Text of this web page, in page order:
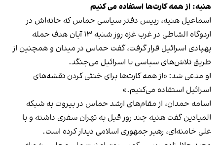
هنیه: از همه کارت‌ها استفاده می کنیم
اسماعیل هنیه، رییس دفتر سیاسی حماس که خانه‌اش در
اردوگاه الشاطی در غرب غزه روز شنبه ۱۳ آبان هدف حمله
پهپادی اسرائیل قرار گرفت، گفت حماس در میدان و همچنین از
طریق تلاش‌های سیاسی با اسرائیل می‌جنگد.
او مدعی شد: «از همه کارت‌ها برای خنثی کردن نقشه‌های
اسرائیل استفاده می‌کنیم.»
اسامه حمدان، از مقام‌های ارشد حماس در بیروت به شبکه
المیادین گفت هنیه چند روز قبل به تهران سفری داشته و با
علی خامنه‌ای، رهبر جمهوری اسلامی دیدار کرده است.